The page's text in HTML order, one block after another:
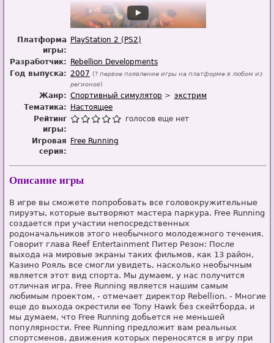
Платформа
игры:
PlayStation 2 (PS2)
Разработчик:
Rebellion Developments
Год выпуска: 2007 (? первое появление игры на платформе в любом из
регионов)
Жанр: Спортивный симулятор
экстрим
Тематика:
Настоящее
Рейтинг
игры:
голосов еще нет
Игровая
серия:
Free Running
Описание игры
В игре вы сможете попробовать все головокружительные
пируэты, которые вытворяют мастера паркура. Free Running
создается при участии непосредственных
родоначальников этого необычного молодежного течения.
Говорит глава Reef Entertainment Питер Резон: После
выхода на мировые экраны таких фильмов, как 13 район,
Казино Рояль все смогли увидеть, насколько необычным
является этот вид спорта. Мы думаем, у нас получится
отличная игра. Free Running является нашим самым
любимым проектом, - отмечает директор Rebellion. - Многие
еще до выхода окрестили ее Tony Hawk без скейтборда, и
мы думаем, что Free Running добьется не меньшей
популярности. Free Running предложит вам реальных
спортсменов, движения которых переносятся в игру при